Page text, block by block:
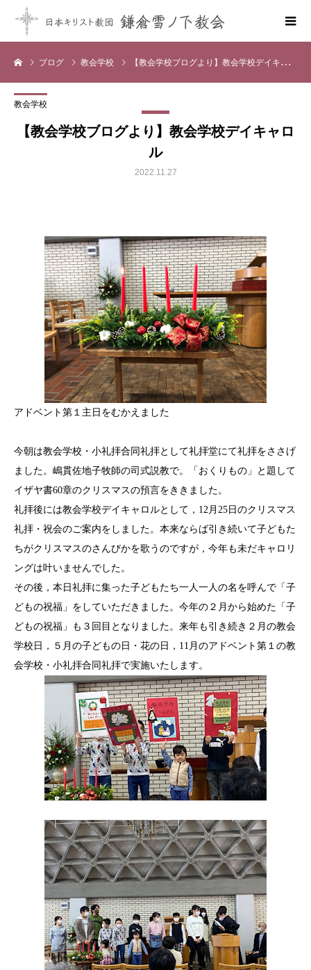
ブログ 教会学校 【教会学校ブログより】教会学校デイキャロル
教会学校
【教会学校ブログより】教会学校デイキャロ
ル
2022.11.27
アドベント第１主日をむかえました
今朝は教会学校・小礼拝合同礼拝として礼拝堂にて礼拝をささげ
ました。嶋貫佐地子牧師の司式説教で。「おくりもの」と題して
イザヤ書60章のクリスマスの預言をききました。
礼拝後には教会学校デイキャロルとして，12月25日のクリスマス
礼拝・祝会のご案内をしました。本来ならば引き続いて子どもた
ちがクリスマスのさんびかを歌うのですが，今年も未だキャロリ
ングは叶いませんでした。
その後，本日礼拝に集った子どもたち一人一人の名を呼んで「子
どもの祝福」をしていただきました。今年の２月から始めた「子
どもの祝福」も３回目となりました。来年も引き続き２月の教会
学校日，５月の子どもの日・花の日，11月のアドベント第１の教
会学校・小礼拝合同礼拝で実施いたします。